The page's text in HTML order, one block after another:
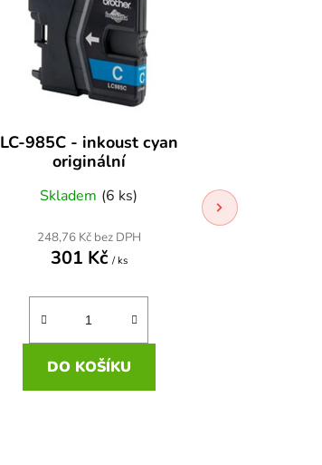
LC-985C - inkoust cyan
originální
Skladem (6 ks)
248,76 Kč bez DPH
301 Kč / ks
DO KOŠÍKU